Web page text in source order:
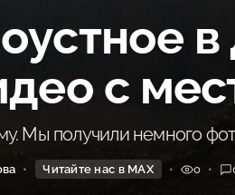
с
Мы получили немного
Читайте нас в MAX 0